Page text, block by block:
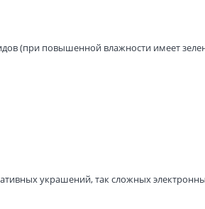
(при повышенной влажности имеет
украшений, так сложных